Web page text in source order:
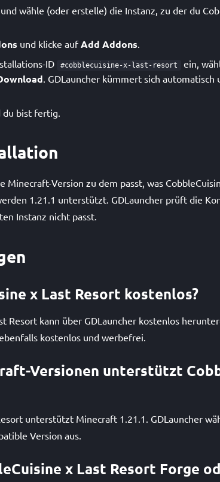
wähle (oder erstelle) die Instanz, zu der du
und klicke aufAdd Addons.
ID
#cobblecuisine-x-last-resort ein,
. GDLauncher kümmert sich
du bist fertig.
Minecraft-Version zu dem passt, was
1.21.1 unterstützt. GDLauncher prüft die
Instanz nicht passt.
x Last Resort kostenlos?
Resort kann über GDLauncher kostenlos
kostenlos und werbefrei.
Versionen unterstützt
unterstützt Minecraft 1.21.1. GDLauncher
Version aus.
x Last Resort Forge